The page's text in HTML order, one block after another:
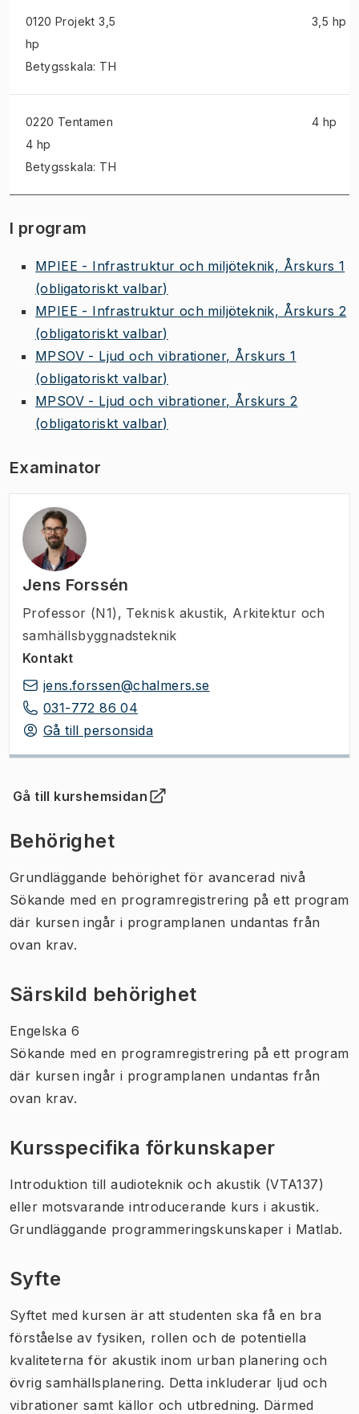
0120 Projekt 3,5
hp
Betygsskala: TH
3,5 hp
0220 Tentamen
4 hp
Betygsskala: TH
4 hp
I program
MPIEE - Infrastruktur och miljöteknik, Årskurs 1
(obligatoriskt valbar)
MPIEE - Infrastruktur och miljöteknik, Årskurs 2
(obligatoriskt valbar)
MPSOV - Ljud och vibrationer, Årskurs 1
(obligatoriskt valbar)
MPSOV - Ljud och vibrationer, Årskurs 2
(obligatoriskt valbar)
Examinator
Jens Forssén
Professor (N1) , Teknisk akustik, Arkitektur och
samhällsbyggnadsteknik
Kontakt
jens.forssen@chalmers.se
031-772 86 04
Gå till personsida
Gå till kurshemsidan
(Öppnas i ny flik)
Behörighet
Grundläggande behörighet för avancerad nivå
Sökande med en programregistrering på ett program
där kursen ingår i programplanen undantas från
ovan krav.
Särskild behörighet
Engelska 6
Sökande med en programregistrering på ett program
där kursen ingår i programplanen undantas från
ovan krav.
Kursspecifika förkunskaper
Introduktion till audioteknik och akustik (VTA137)
eller motsvarande introducerande kurs i akustik.
Grundläggande programmeringskunskaper i Matlab.
Syfte
Syftet med kursen är att studenten ska få en bra
förståelse av fysiken, rollen och de potentiella
kvaliteterna för akustik inom urban planering och
övrig samhällsplanering. Detta inkluderar ljud och
vibrationer samt källor och utbredning. Därmed